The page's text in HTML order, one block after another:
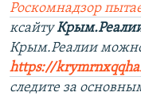
Роскомнадзор
ксайту
Крым.Реалии
https://
следите за